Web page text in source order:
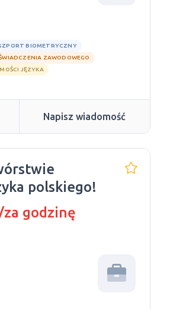
BIOMETRYCZNY
ZAWODOWEGO
JĘZYKA
Napisz wiadomość
polskiego!
za godzinę